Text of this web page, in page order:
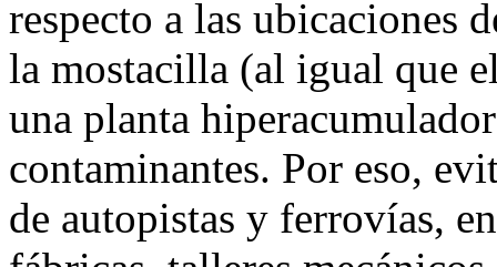
respecto a las ubicaciones
la mostacilla (al igual que
una planta
contaminantes. Por eso,
de autopistas y ferrovías,